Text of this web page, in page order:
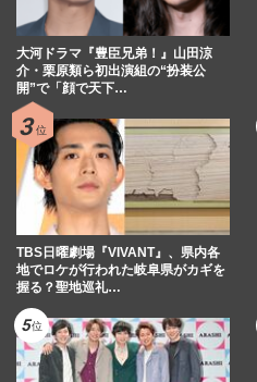
大河ドラマ『豊臣兄弟！』山田涼
介・栗原類ら初出演組の“扮装公
開”で「顔で天下…
TBS日曜劇場『VIVANT』、県内各
地でロケが行われた岐阜県がカギを
握る？聖地巡礼…